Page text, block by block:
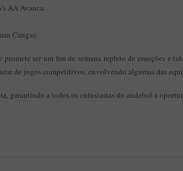
AA Avanca.
Cangas.
ser um fim de semana repleto de emoções e
de jogos competitivos, envolvendo algumas das
garantindo a todos os entusiastas do andebol a